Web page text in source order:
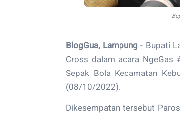
BlogGua, Lampung - Bupati
Cross dalam acara NgeGas
Sepak Bola Kecamatan
(08/10/2022).
Dikesempatan tersebut